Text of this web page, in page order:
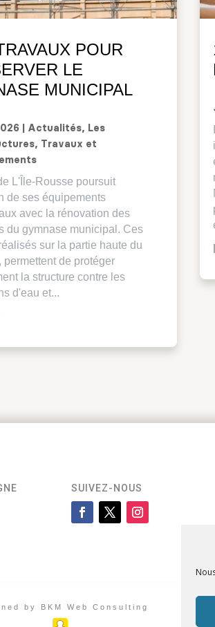
POUR
LE
MUNICIPAL
| Actualités, Les
, Travaux et
L'Île-Rousse poursuit
de ses équipements
avec la rénovation des
du gymnase municipal. Ces
sur la partie haute du
permettent de protéger
la structure contre les
d'eau et...
SUIVEZ-NOUS
by BKM Web Consulting